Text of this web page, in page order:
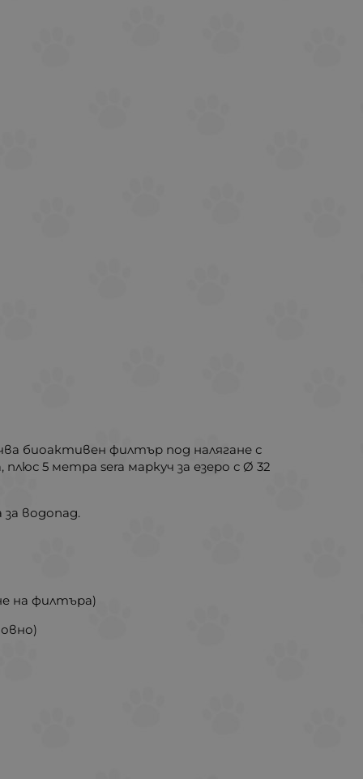
биоактивен филтър под налягане с
5 метра sera маркуч за езеро с Ø 32
водопад.
на филтъра)